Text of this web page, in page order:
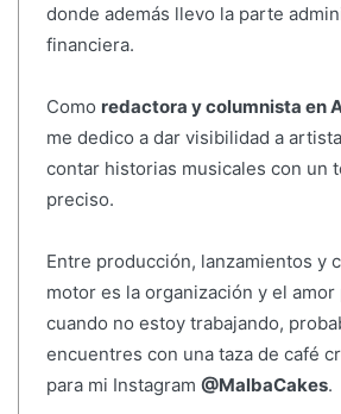
donde además llevo la parte
financiera.
Como redactora y columnista en
me dedico a dar visibilidad a
contar historias musicales con un
preciso.
Entre producción, lanzamientos y
motor es la organización y el amor
cuando no estoy trabajando,
encuentres con una taza de café
para mi Instagram @MalbaCakes.